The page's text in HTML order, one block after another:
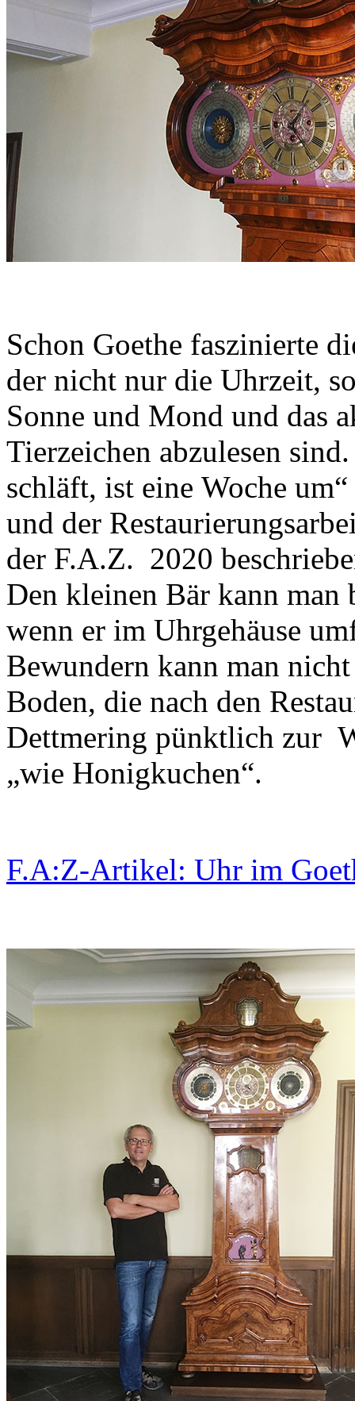
Schon Goethe faszinierte
der nicht nur die Uhrzeit,
Sonne und Mond und das
Tierzeichen abzulesen
schläft, ist eine Woche
und der
der F.A.Z. 2020
Den kleinen Bär kann man
wenn er im Uhrgehäuse
Bewundern kann man
Boden, die nach den
Dettmering pünktlich zur
„wie Honigkuchen“.
F.A:Z-Artikel: Uhr im